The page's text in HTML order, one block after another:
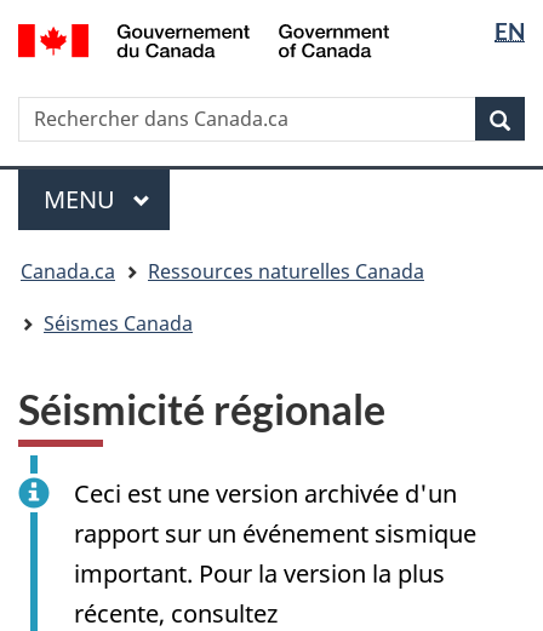
Passer
au
principal
Passer
à
sujet
du
gouvernement »
Passer
à
version
HTML
simplifiée
la
langue
EN
Rechercher
Rechercher
dans
Canada.ca
Menu
MENU PRINCIPAL
êtes
ici
Canada.ca
Ressources naturelles Canada
Séismes Canada
Séismicité régionale
Ceci est une version archivée d'un
rapport sur un événement sismique
important. Pour la version la plus
récente, consultez